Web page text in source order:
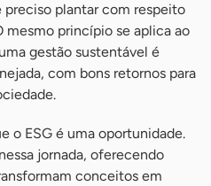
preciso plantar com respeito
mesmo princípio se aplica ao
gestão sustentável é
com bons retornos para
o ESG é uma oportunidade.
jornada, oferecendo
conceitos em